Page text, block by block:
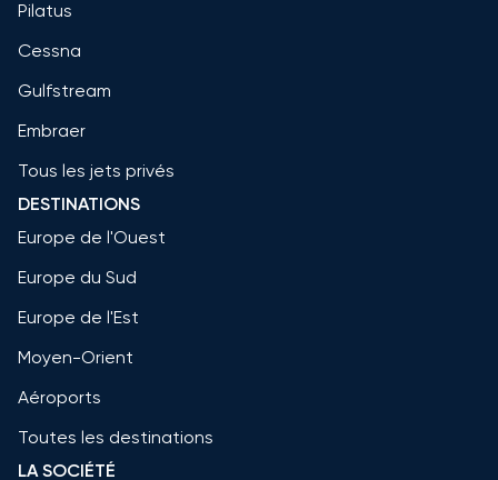
Pilatus
Cessna
Gulfstream
Embraer
Tous les jets privés
DESTINATIONS
Europe de l'Ouest
Europe du Sud
Europe de l'Est
Moyen-Orient
Aéroports
Toutes les destinations
LA SOCIÉTÉ